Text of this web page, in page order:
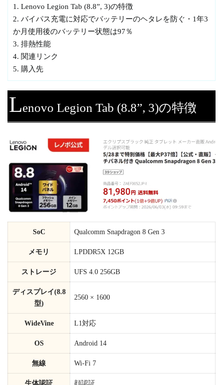
1. Lenovo Legion Tab (8.8”, 3)の特徴
2. バイパス充電に対応でバッテリーのヘタレを防ぐ・1年3
か月使用後のバッテリー状態は97％
3. 排熱性能
4. 関連リンク
5. 購入先
Lenovo Legion Tab (8.8”, 3)の特徴
SoC Qualcomm Snapdragon 8 Gen 3
メモリ LPDDR5X 12GB
ストレージ UFS 4.0 256GB
ディスプレイ(8.8
型)
2560 × 1600
WideVine L1対応
OS Android 14
無線 Wi-Fi 7
生体認証 顔認証